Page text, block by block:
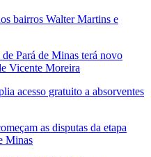
bairros Walter Martins e
Pará de Minas terá novo
Vicente Moreira
acesso gratuito a absorventes
as disputas da etapa
Minas